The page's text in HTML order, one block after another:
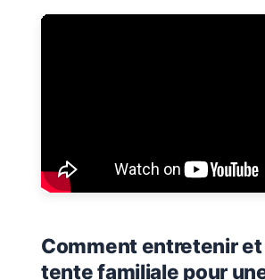
Comment entretenir et
tente familiale pour